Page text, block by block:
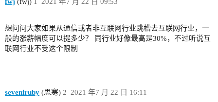
fwj (fwj) 2021 年7 月 22 日 09:53
1
想问问大家如果从通信或者非互联网行业跳槽去互联网行业，一
般的涨薪幅度可以提多少？ 同行业好像最高是30%，不过听说互
联网行业不受这个限制
seveniruby (思寒) 2021 年7 月 22 日 16:11
2